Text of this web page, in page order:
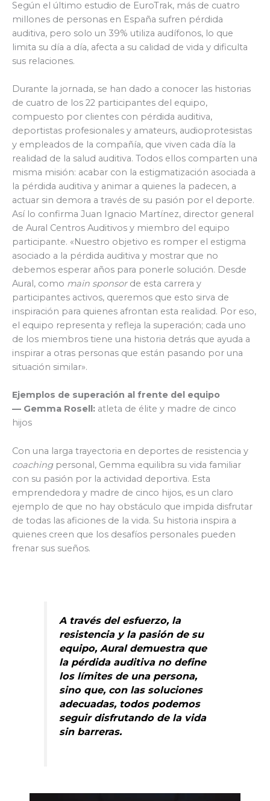
Según el último estudio de EuroTrak, más de cuatro
millones de personas en España sufren pérdida
auditiva, pero solo un 39% utiliza audífonos, lo que
limita su día a día, afecta a su calidad de vida y dificulta
sus relaciones.
Durante la jornada, se han dado a conocer las historias
de cuatro de los 22 participantes del equipo,
compuesto por clientes con pérdida auditiva,
deportistas profesionales y amateurs, audioprotesistas
y empleados de la compañía, que viven cada día la
realidad de la salud auditiva. Todos ellos comparten una
misma misión: acabar con la estigmatización asociada a
la pérdida auditiva y animar a quienes la padecen, a
actuar sin demora a través de su pasión por el deporte.
Así lo confirma Juan Ignacio Martínez, director general
de Aural Centros Auditivos y miembro del equipo
participante. «Nuestro objetivo es romper el estigma
asociado a la pérdida auditiva y mostrar que no
debemos esperar años para ponerle solución. Desde
Aural, como main sponsorde esta carrera y
participantes activos, queremos que esto sirva de
inspiración para quienes afrontan esta realidad. Por eso,
el equipo representa y refleja la superación; cada uno
de los miembros tiene una historia detrás que ayuda a
inspirar a otras personas que están pasando por una
situación similar».
Ejemplos de superación al frente del equipo
— Gemma Rosell: atleta de élite y madre de cinco
hijos
Con una larga trayectoria en deportes de resistencia y
coachingpersonal, Gemma equilibra su vida familiar
con su pasión por la actividad deportiva. Esta
emprendedora y madre de cinco hijos, es un claro
ejemplo de que no hay obstáculo que impida disfrutar
de todas las aficiones de la vida. Su historia inspira a
quienes creen que los desafíos personales pueden
frenar sus sueños.
A través del esfuerzo, la
resistencia y la pasión de su
equipo, Aural demuestra que
la pérdida auditiva no define
los límites de una persona,
sino que, con las soluciones
adecuadas, todos podemos
seguir disfrutando de la vida
sin barreras.